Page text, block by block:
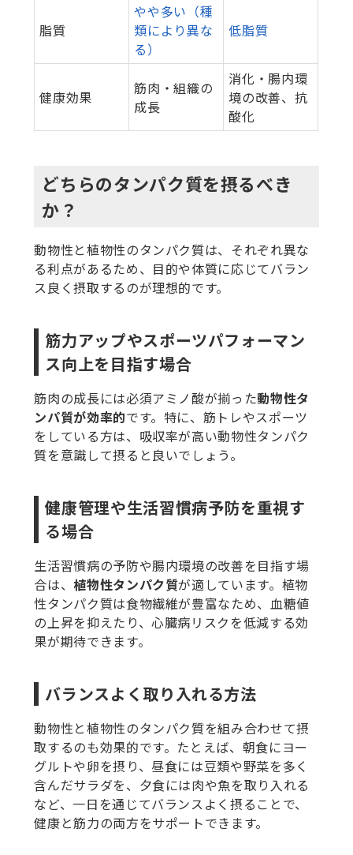
脂質
やや多い（種
類により異な
る）
低脂質
健康効果
筋肉・組織の
成長
消化・腸内環
境の改善、抗
酸化
どちらのタンパク質を摂るべき
か？
動物性と植物性のタンパク質は、それぞれ異な
る利点があるため、目的や体質に応じてバラン
ス良く摂取するのが理想的です。
筋力アップやスポーツパフォーマン
ス向上を目指す場合
筋肉の成長には必須アミノ酸が揃った動物性タ
ンパ質が効率的です。特に、筋トレやスポーツ
をしている方は、吸収率が高い動物性タンパク
質を意識して摂ると良いでしょう。
健康管理や生活習慣病予防を重視す
る場合
生活習慣病の予防や腸内環境の改善を目指す場
合は、植物性タンパク質が適しています。植物
性タンパク質は食物繊維が豊富なため、血糖値
の上昇を抑えたり、心臓病リスクを低減する効
果が期待できます。
バランスよく取り入れる方法
動物性と植物性のタンパク質を組み合わせて摂
取するのも効果的です。たとえば、朝食にヨー
グルトや卵を摂り、昼食には豆類や野菜を多く
含んだサラダを、夕食には肉や魚を取り入れる
など、一日を通じてバランスよく摂ることで、
健康と筋力の両方をサポートできます。